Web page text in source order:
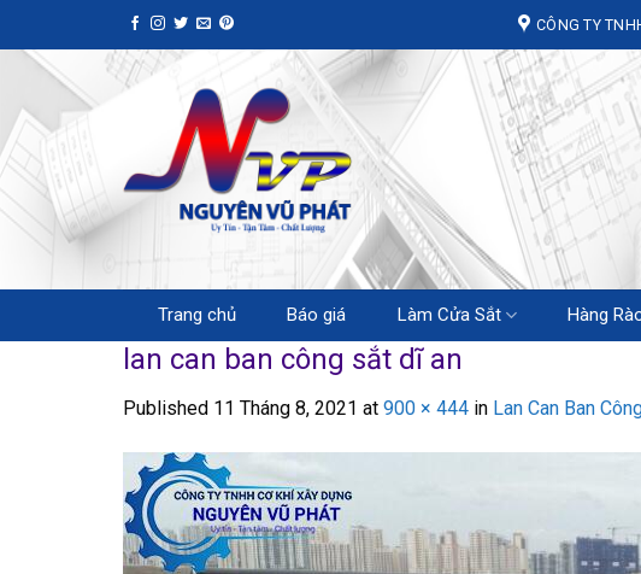
to
content
CÔNG TY
Trang chủ Báo giá Làm Cửa Sắt Hàng
lan can ban công sắt dĩ an
Published 11 Tháng 8, 2021 at 900 × 444 in Lan Can Ban